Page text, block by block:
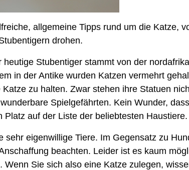
allgemeine Tipps rund um die Katze,
drohen.
Stubentiger stammt von der
in der Antike wurden Katzen vermehrt
zu halten. Zwar stehen ihre Statuen
Spielgefährten. Kein Wunder,
auf der Liste der beliebtesten Haustiere.
eigenwillige Tiere. Im Gegensatz zu
beachten. Leider ist es kaum
Sie sich also eine Katze zulegen,